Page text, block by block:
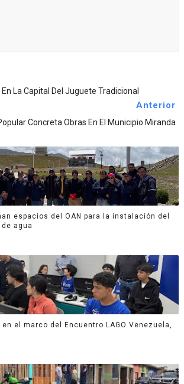
La Capital Del Juguete Tradicional
Anterior
Concreta Obras En El Municipio Miranda
espacios del OAN para la instalación del
agua
el marco del Encuentro LAGO Venezuela,